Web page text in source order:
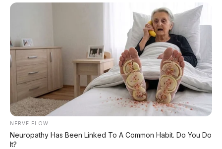
🏍️ Info Motor Honda
🏍️ Info Motor Yamaha
🏍️ Info Motor Suzuki
🏍️ Info Motor Kawasaki
#BMWAlpina
NERVE FLOW
Neuropathy Has Been Linked To A Common Habit. Do You Do
It?